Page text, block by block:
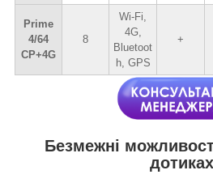
Prime
4/64
CP+4G
8
Wi-Fi,
4G,
Bluetoot
h, GPS
+
Безмежні
дотиках